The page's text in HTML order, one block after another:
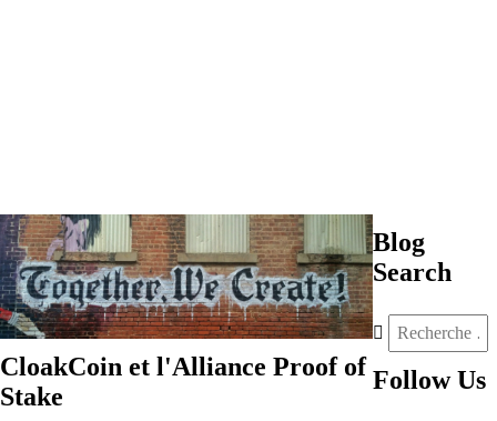
CloakCoin et l'Alliance Proof of
Stake
Blog
Search
Follow Us